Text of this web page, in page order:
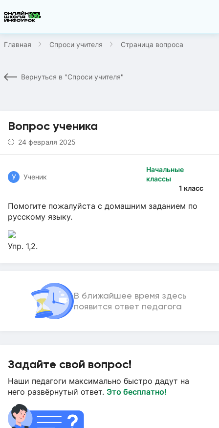
Главная Спроси учителя Страница вопроса
Вернуться в "Спроси учителя"
Вопрос ученика
24 февраля 2025
Начальные
классы
1 класс
У Ученик
Помогите пожалуйста с домашним заданием по
русскому языку.
Упр. 1,2.
В ближайшее время здесь
появится ответ педагога
Задайте свой вопрос!
Наши педагоги максимально быстро дадут на
него развёрнутый ответ. Это бесплатно!